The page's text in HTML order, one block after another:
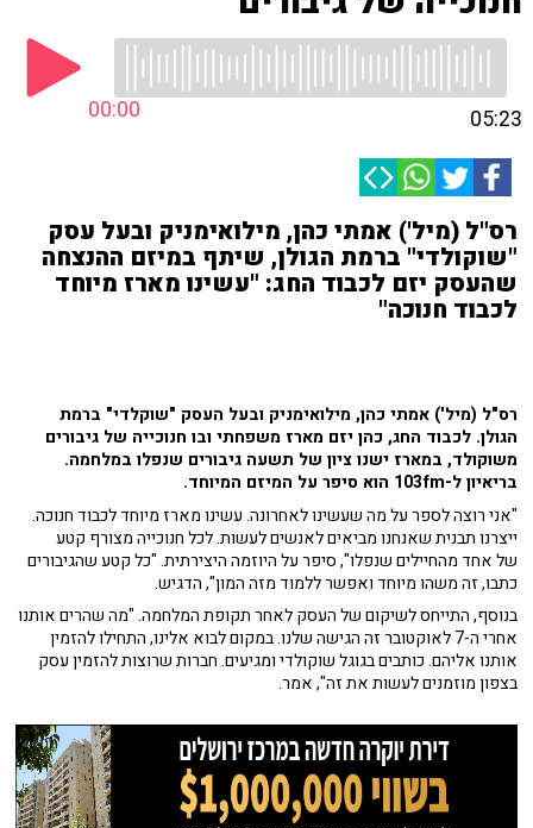
00:00 05:23
רס"ל (מיל') אמתי כהן, מילואימניק ובעל עסק
"שוקולדי" ברמת הגולן, שיתף במיזם ההנצחה
שהעסק יזם לכבוד החג: "עשינו מארז מיוחד
לכבוד חנוכה"
רס"ל (מיל') אמתי כהן, מילואימניק ובעל העסק "שוקלדי" ברמת
הגולן. לכבוד החג, כהן יזם מארז משפחתי ובו חנוכייה של גיבורים
משוקולד, במארז ישנו ציון של תשעה גיבורים שנפלו במלחמה.
בריאיון ל-103fm הוא סיפר על המיזם המיוחד.
"אני רוצה לספר על מה שעשינו לאחרונה. עשינו מארז מיוחד לכבוד חנוכה.
ייצרנו תבנית שאנחנו מביאים לאנשים לעשות. לכל חנוכייה מצורף קטע
של אחד מהחיילים שנפלו", סיפר על היוזמה היצירתית. "כל קטע שהגיבורים
כתבו, זה משהו מיוחד ואפשר ללמוד מזה המון", הדגיש.
בנוסף, התייחס לשיקום של העסק לאחר תקופת המלחמה. "מה שהרים אותנו
אחרי ה-7 לאוקטובר זה הגישה שלנו. במקום לבוא אלינו, התחילו להזמין
אותנו אליהם. כותבים בגוגל שוקולדי ומגיעים. חברות שרוצות להזמין עסק
בצפון מוזמנים לעשות את זה", אמר.